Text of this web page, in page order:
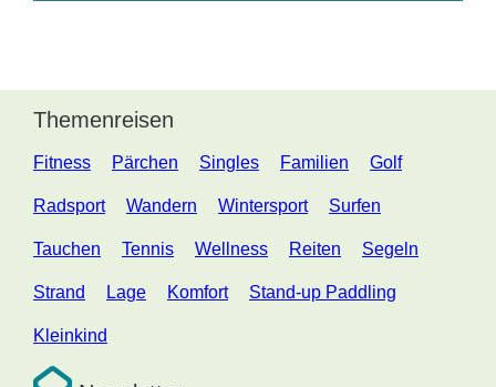
Themenreisen
Fitness Pärchen Singles Familien Golf
Radsport Wandern Wintersport Surfen
Tauchen Tennis Wellness Reiten Segeln
Strand Lage Komfort Stand-up Paddling
Kleinkind